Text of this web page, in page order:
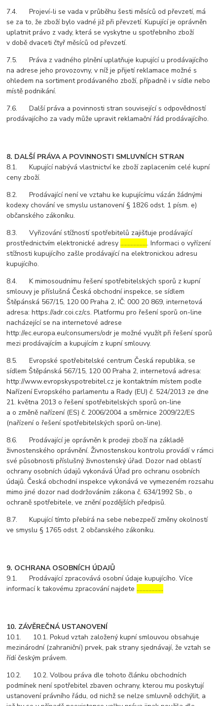
7.4. Projeví-li se vada v průběhu šesti měsíců od převzetí, má
se za to, že zboží bylo vadné již při převzetí. Kupující je oprávněn
uplatnit právo z vady, která se vyskytne u spotřebního zboží
v době dvaceti čtyř měsíců od převzetí.
7.5. Práva z vadného plnění uplatňuje kupující u prodávajícího
na adrese jeho provozovny, v níž je přijetí reklamace možné s
ohledem na sortiment prodávaného zboží, případně i v sídle nebo
místě podnikání.
7.6. Další práva a povinnosti stran související s odpovědností
prodávajícího za vady může upravit reklamační řád prodávajícího.
8. DALŠÍ PRÁVA A POVINNOSTI SMLUVNÍCH STRAN
8.1. Kupující nabývá vlastnictví ke zboží zaplacením celé kupní
ceny zboží.
8.2. Prodávající není ve vztahu ke kupujícímu vázán žádnými
kodexy chování ve smyslu ustanovení § 1826 odst. 1 písm. e)
občanského zákoníku.
8.3. Vyřizování stížností spotřebitelů zajišťuje prodávající
prostřednictvím elektronické adresy………………. Informaci o vyřízení
stížnosti kupujícího zašle prodávající na elektronickou adresu
kupujícího.
8.4. K mimosoudnímu řešení spotřebitelských sporů z kupní
smlouvy je příslušná Česká obchodní inspekce, se sídlem
Štěpánská 567/15, 120 00 Praha 2, IČ: 000 20 869, internetová
adresa: https://adr.coi.cz/cs. Platformu pro řešení sporů on-line
nacházející se na internetové adrese
http://ec.europa.eu/consumers/odr je možné využít při řešení sporů
mezi prodávajícím a kupujícím z kupní smlouvy.
8.5. Evropské spotřebitelské centrum Česká republika, se
sídlem Štěpánská 567/15, 120 00 Praha 2, internetová adresa:
http://www.evropskyspotrebitel.cz je kontaktním místem podle
Nařízení Evropského parlamentu a Rady (EU) č. 524/2013 ze dne
21. května 2013 o řešení spotřebitelských sporů on-line
a o změně nařízení (ES) č. 2006/2004 a směrnice 2009/22/ES
(nařízení o řešení spotřebitelských sporů on-line).
8.6. Prodávající je oprávněn k prodeji zboží na základě
živnostenského oprávnění. Živnostenskou kontrolu provádí v rámci
své působnosti příslušný živnostenský úřad. Dozor nad oblastí
ochrany osobních údajů vykonává Úřad pro ochranu osobních
údajů. Česká obchodní inspekce vykonává ve vymezeném rozsahu
mimo jiné dozor nad dodržováním zákona č. 634/1992 Sb., o
ochraně spotřebitele, ve znění pozdějších předpisů.
8.7. Kupující tímto přebírá na sebe nebezpečí změny okolností
ve smyslu § 1765 odst. 2 občanského zákoníku.
9. OCHRANA OSOBNÍCH ÚDAJŮ
9.1. Prodávající zpracovává osobní údaje kupujícího. Více
informací k takovému zpracování najdete………………
10. ZÁVĚREČNÁ USTANOVENÍ
10.1. 10.1. Pokud vztah založený kupní smlouvou obsahuje
mezinárodní (zahraniční) prvek, pak strany sjednávají, že vztah se
řídí českým právem.
10.2. 10.2. Volbou práva dle tohoto článku obchodních
podmínek není spotřebitel zbaven ochrany, kterou mu poskytují
ustanovení právního řádu, od nichž se nelze smluvně odchýlit, a